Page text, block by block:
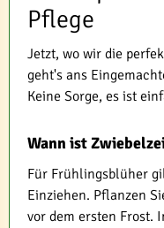
Pflege
Jetzt, wo wir die
geht's ans
Keine Sorge, es ist
Wann ist
Für Frühlingsblüher
Einziehen. Pflanzen
vor dem ersten Frost.